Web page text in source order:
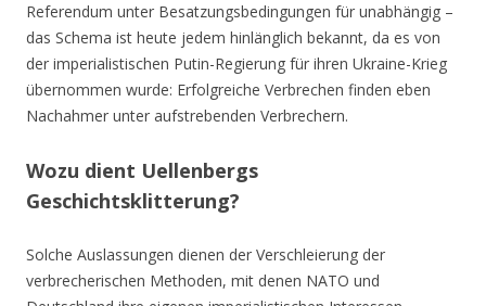
Referendum unter Besatzungsbedingungen für unabhängig –
das Schema ist heute jedem hinlänglich bekannt, da es von
der imperialistischen Putin-Regierung für ihren Ukraine-Krieg
übernommen wurde: Erfolgreiche Verbrechen finden eben
Nachahmer unter aufstrebenden Verbrechern.
Wozu dient Uellenbergs
Geschichtsklitterung?
Solche Auslassungen dienen der Verschleierung der
verbrecherischen Methoden, mit denen NATO und